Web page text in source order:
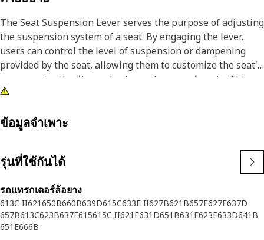
The Seat Suspension Lever serves the purpose of adjusting
the suspension system of a seat. By engaging the lever,
users can control the level of suspension or dampening
provided by the seat, allowing them to customize the seat's
response to vibrations, shocks, and uneven terrain. This
adjustment helps to reduce vibrations, shocks, and impacts
• Withstands repeated use and provides smooth and
reliable operation
durability and reliability
Applications:
ข้อมูลจำเพาะ
รุ่นที่ใช้กันได้
รถแทรกเตอร์ล้อยาง
613C II621650B660B639D615C633E II627B621B657E627E637D
657B613C623B637E615615C II621E631D651B631E623E633D641B
651E666B